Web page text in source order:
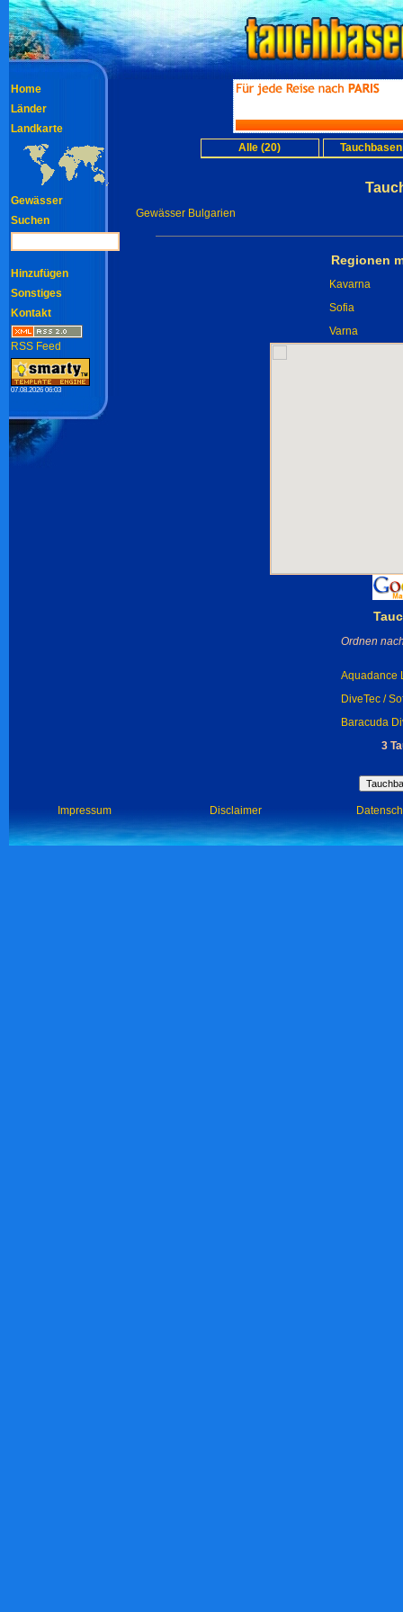
Alle (20)
Gewässer Bulgarien
Regionen
Kavarna
Sofia
Varna
Ordnen
Aquadance
DiveTec /
Baracuda
3
Home
Länder
Landkarte
Gewässer
Suchen
Hinzufügen
Sonstiges
Kontakt
RSS Feed
07.08.2026 06:03
Impressum Disclaimer